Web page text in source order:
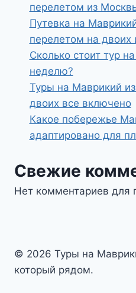
перелетом из
Путевка на
перелетом на двоих
Сколько стоит тур
неделю?
Туры на Маврикий
двоих все включено
Какое побережье
адаптировано для
Свежие
Нет комментариев для
© 2026 Туры на
который рядом.